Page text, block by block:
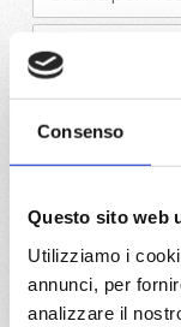
Consenso
Questo sito web
Utilizziamo i
annunci, per
analizzare il
crociera porta
disponibilità
Visita il portale per